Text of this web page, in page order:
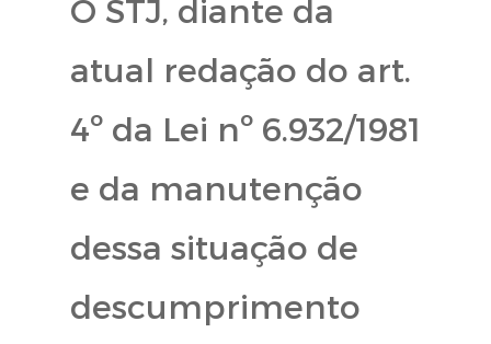
O STJ, diante da
atual redação do art.
4º da Lei nº 6.932/1981
e da manutenção
dessa situação de
descumprimento